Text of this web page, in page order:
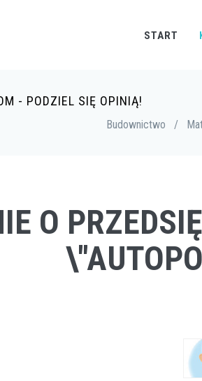
START
- PODZIEL SIĘ OPINIĄ!
Budownictwo /
O